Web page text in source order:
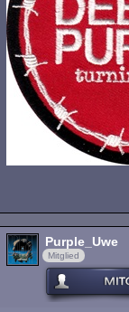
Purple_Uwe
Mitglied